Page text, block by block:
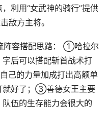
利用“女武神的骑行”提供
敌方主将。
阵容搭配思路： ①哈拉尔
后可以搭配斩首战术打
己的力量加成打出高额单
就好了；③善德女王主要
伍的生存能力会很大的